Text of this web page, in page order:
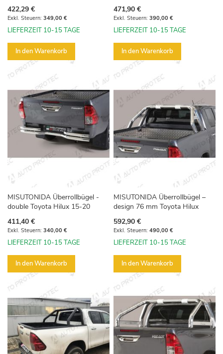
422,29 €
349,00 €
LIEFERZEIT 10-15 TAGE
In den Warenkorb
471,90 €
390,00 €
LIEFERZEIT 10-15 TAGE
In den Warenkorb
MISUTONIDA Überrollbügel -
double Toyota Hilux 15-20
411,40 €
340,00 €
LIEFERZEIT 10-15 TAGE
In den Warenkorb
MISUTONIDA Überrollbügel –
design 76 mm Toyota Hilux
592,90 €
490,00 €
LIEFERZEIT 10-15 TAGE
In den Warenkorb